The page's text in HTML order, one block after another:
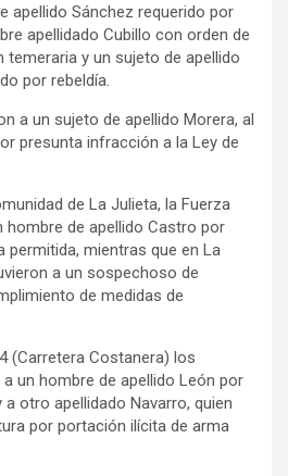
apellido Sánchez requerido por
apellidado Cubillo con orden de
y un sujeto de apellido
por rebeldía.
a un sujeto de apellido Morera, al
presunta infracción a la Ley de
de La Julieta, la Fuerza
hombre de apellido Castro por
permitida, mientras que en La
a un sospechoso de
de medidas de
(Carretera Costanera) los
un hombre de apellido León por
otro apellidado Navarro, quien
por portación ilícita de arma